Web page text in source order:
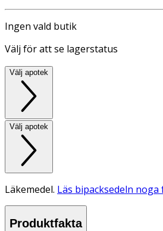
Ingen vald butik
Välj för att se lagerstatus
Välj apotek
Välj apotek
Läkemedel. Läs bipacksedeln
Produktfakta